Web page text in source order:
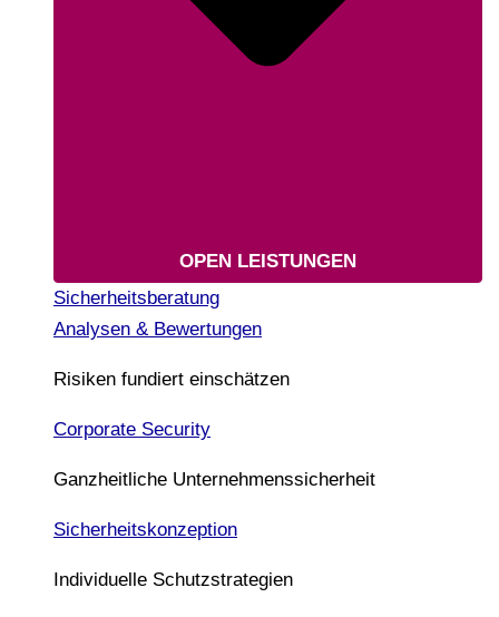
OPEN LEISTUNGEN
Sicherheitsberatung
Analysen & Bewertungen
Risiken fundiert einschätzen
Corporate Security
Ganzheitliche Unternehmenssicherheit
Sicherheitskonzeption
Individuelle Schutzstrategien